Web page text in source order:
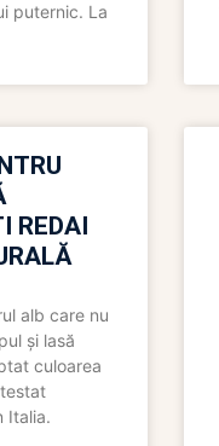
puternic. La
REDAI
alb care nu
și lasă
culoarea
Italia.